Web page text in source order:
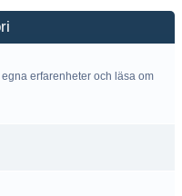
erfarenheter och läsa om